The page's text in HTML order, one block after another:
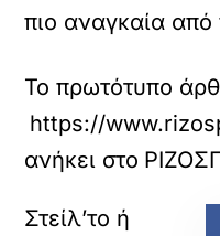
πιο αναγκαία από
Το πρωτότυπο
https://
ανήκει στο